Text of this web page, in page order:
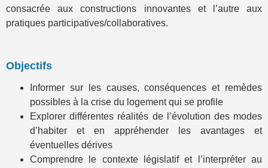
consacrée aux constructions innovantes et l’autre aux
pratiques participatives/collaboratives.
Objectifs
Informer sur les causes, conséquences et remèdes
possibles à la crise du logement qui se profile
Explorer différentes réalités de l’évolution des modes
d’habiter et en appréhender les avantages et
éventuelles dérives
Comprendre le contexte législatif et l’interpréter au